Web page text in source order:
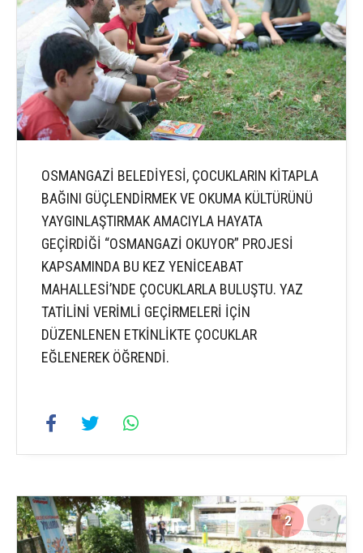
OSMANGAZİ BELEDİYESİ, ÇOCUKLARIN KİTAPLA
BAĞINI GÜÇLENDİRMEK VE OKUMA KÜLTÜRÜNÜ
YAYGINLAŞTIRMAK AMACIYLA HAYATA
GEÇİRDİĞİ “OSMANGAZİ OKUYOR” PROJESİ
KAPSAMINDA BU KEZ YENİCEABAT
MAHALLESİ’NDE ÇOCUKLARLA BULUŞTU. YAZ
TATİLİNİ VERİMLİ GEÇİRMELERİ İÇİN
DÜZENLENEN ETKİNLİKTE ÇOCUKLAR
EĞLENEREK ÖĞRENDİ.
2 5